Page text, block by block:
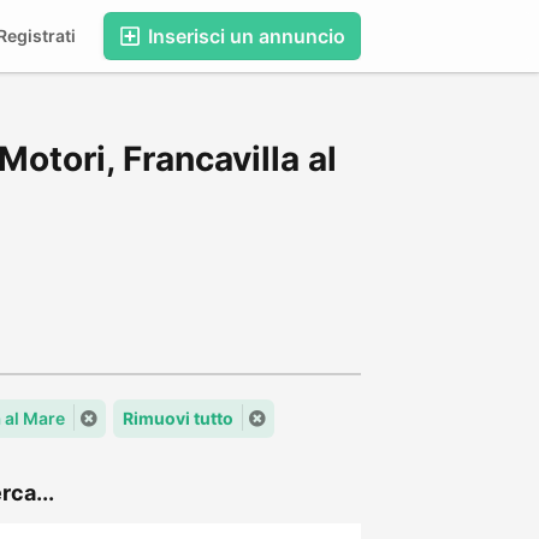
Inserisci un annuncio
Francavilla al
Mare Rimuovi tutto